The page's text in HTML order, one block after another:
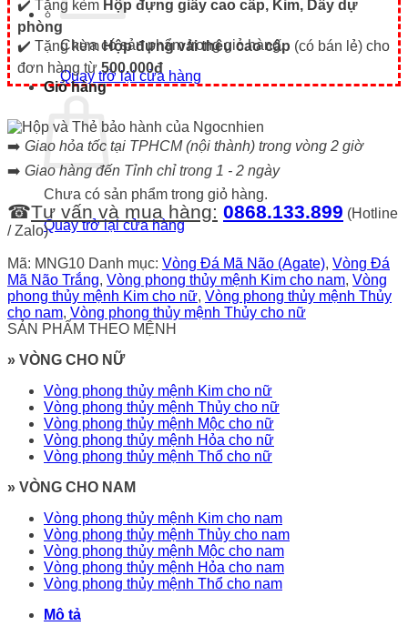
Chưa có sản phẩm trong giỏ hàng.
Quay trở lại cửa hàng
Giỏ hàng
Chưa có sản phẩm trong giỏ hàng.
Quay trở lại cửa hàng
✔️ Tặng kèm Hộp đựng giấy cao cấp, Kim, Dây dự
phòng
✔️ Tặng kèmHộp đựng vải thêu cao cấp (có bán lẻ) cho
đơn hàng từ500.000đ
➡️ Giao hỏa tốc tại TPHCM (nội thành) trong vòng 2 giờ
➡️ Giao hàng đến Tỉnh chỉ trong 1 - 2 ngày
☎Tư vấn và mua hàng: 0868.133.899 (Hotline
/ Zalo)
Mã: MNG10 Danh mục: Vòng Đá Mã Não (Agate), Vòng Đá
Mã Não Trắng, Vòng phong thủy mệnh Kim cho nam, Vòng
phong thủy mệnh Kim cho nữ, Vòng phong thủy mệnh Thủy
cho nam, Vòng phong thủy mệnh Thủy cho nữ
SẢN PHẨM THEO MỆNH
» VÒNG CHO NỮ
Vòng phong thủy mệnh Kim cho nữ
Vòng phong thủy mệnh Thủy cho nữ
Vòng phong thủy mệnh Mộc cho nữ
Vòng phong thủy mệnh Hỏa cho nữ
Vòng phong thủy mệnh Thổ cho nữ
» VÒNG CHO NAM
Vòng phong thủy mệnh Kim cho nam
Vòng phong thủy mệnh Thủy cho nam
Vòng phong thủy mệnh Mộc cho nam
Vòng phong thủy mệnh Hỏa cho nam
Vòng phong thủy mệnh Thổ cho nam
Mô tả